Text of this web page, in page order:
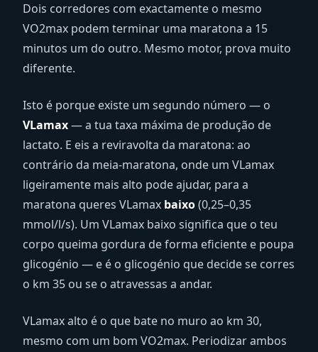
Dois corredores com exactamente o mesmo
VO2max podem terminar uma maratona a 15
minutos um do outro. Mesmo motor, prova muito
diferente.
Isto é porque existe um segundo número — o
VLamax— a tua taxa máxima de produção de
lactato. E eis a reviravolta da maratona: ao
contrário da meia-maratona, onde um VLamax
ligeiramente mais alto pode ajudar, para a
maratona queres VLamax baixo(0,25–0,35
mmol/l/s). Um VLamax baixo significa que o teu
corpo queima gordura de forma eficiente e poupa
glicogénio — e é o glicogénio que decide se corres
o km 35 ou se o atravessas a andar.
VLamax alto é o que bate no muro ao km 30,
mesmo com um bom VO2max. Periodizar ambos